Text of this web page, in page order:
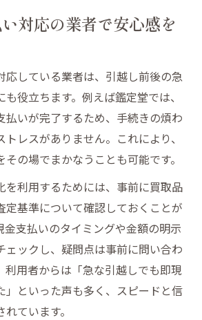
対応の業者で安心感を
応している業者は、引越し前後の急
役立ちます。例えば鑑定堂では、
払いが完了するため、手続きの煩わ
レスがありません。これにより、
の場でまかなうことも可能です。
を利用するためには、事前に買取品
定基準について確認しておくことが
金支払いのタイミングや金額の明示
ェックし、疑問点は事前に問い合わ
利用者からは「急な引越しでも即現
」といった声も多く、スピードと信
ています。